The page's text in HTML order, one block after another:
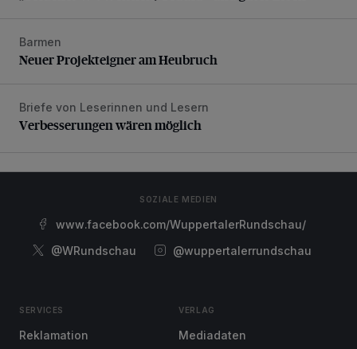
Neuer Projekteigner am Heubruch
Barmen
Neuer Projekteigner am Heubruch
Verbesserungen wären möglich
Briefe von Leserinnen und Lesern
Verbesserungen wären möglich
SOZIALE MEDIEN
www.facebook.com/WuppertalerRundschau/
@WRundschau
@wuppertalerrundschau
SERVICES
Reklamation
VERLAG
Mediadaten